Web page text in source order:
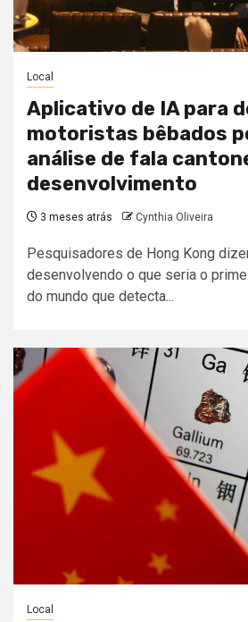
Local
Aplicativo de IA para
motoristas bêbados
análise de fala
desenvolvimento
3 meses atrás Cynthia Oliveira
Pesquisadores de Hong Kong
desenvolvendo o que seria o
do mundo que detecta...
Local